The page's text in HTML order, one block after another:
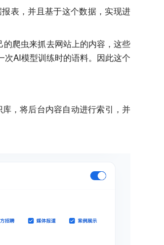
表，并且基于这个数据，实现进
的爬虫来抓去网站上的内容，这些
次AI模型训练时的语料。因此这个
库，将后台内容自动进行索引，并